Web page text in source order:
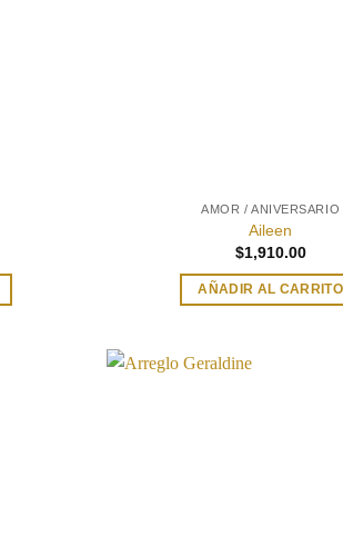
AMOR / ANIVERSARIO
Aileen
$1,910.00
AÑADIR AL CARRITO